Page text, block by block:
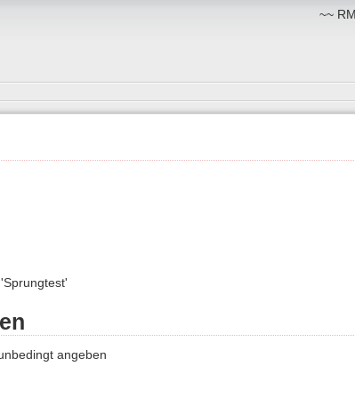
~~
angeben